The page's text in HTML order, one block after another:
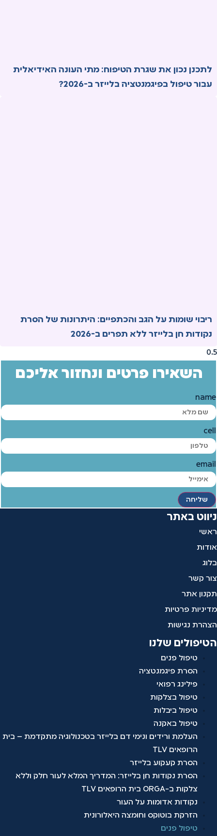
לתכנן נכון את שגרת הטיפוח: מתי העונה האידיאלית
עבור טיפול בפיגמנטציה בלייזר ב-2026?
ריבוי שומות על הגב והכתפיים: היתרונות של הסרת
נקודות חן בלייזר ללא תפרים ב-2026
השאירו פרטים ונחזור אליכם
name
cell
email
שליחה
ניווט באתר
ראשי
אודות
בלוג
צור קשר
תקנון אתר
מדיניות פרטיות
הצהרת נגישות
הטיפולים שלנו
טיפול פנים
הסרת פיגמנטציה
פילינג רפואי
טיפול בצלקות
טיפול ביבלות
טיפול באקנה
העלמת ורידים ונימי דם בלייזר בטכנולוגיה מתקדמת – בית
הרופאים TLV
הסרת קעקוע בלייזר
הסרת נקודות חן בלייזר: המדריך המלא לעור חלק וללא
צלקות ב-ORGA בית הרופאים TLV
נקודות אדומות על העור
הזרקת בוטוקס וחומצה היאלורונית
טיפול פנים